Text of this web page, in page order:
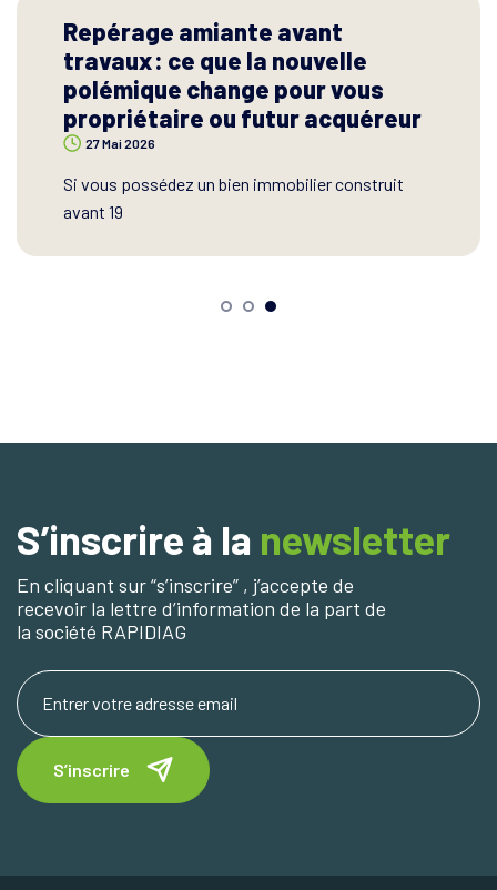
MaPrimeRénov’ et nouvelles
règles pour les aides à la
rénovation : ce que cela change
pour les propriétaires et
copropriétaires
Vous envisagez de rénover votre logement ou
votre imme
S’inscrire à la newsletter
En cliquant sur “s’inscrire” , j’accepte de
recevoir la lettre d’information de la part de
la société RAPIDIAG
S’inscrire